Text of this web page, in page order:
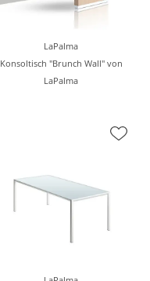
LaPalma
Konsoltisch "Brunch Wall" von
LaPalma